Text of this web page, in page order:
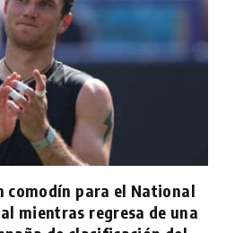
comodín para el National
mientras regresa de una